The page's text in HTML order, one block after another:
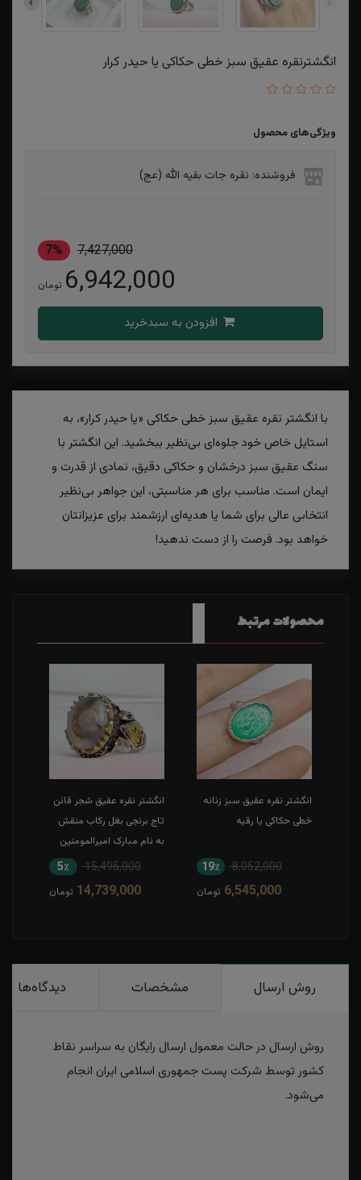
انگشترنقره عقیق سبز خطی حکاکی یا حیدر کرار
ویژگی‌های محصول
فروشنده: نقره جات بقیه الله (عج)
7,427,000
7%
6,942,000 تومان
با انگشتر نقره عقیق سبز خطی حکاکی «یا حیدر کرار»، به
استایل خاص خود جلوه‌ای بی‌نظیر ببخشید. این انگشتر با
سنگ عقیق سبز درخشان و حکاکی دقیق، نمادی از قدرت و
ایمان است. مناسب برای هر مناسبتی، این جواهر بی‌نظیر
انتخابی عالی برای شما یا هدیه‌ای ارزشمند برای عزیزانتان
خواهد بود. فرصت را از دست ندهید!
محصولات مرتبط
انگشتر نقره عقیق سبز زنانه
خطی حکاکی یا رقیه
8,052,000 19٪
6,545,000 تومان
انگشتر نقره عقیق شجر قائن
تاج برنجی بغل رکاب منقش
به نام مبارک امیرالمومنین
15,495,000 5٪
14,739,000 تومان
روش ارسال مشخصات دیدگاه‌ها
روش ارسال در حالت معمول ارسال رایگان به سراسر نقاط
کشور توسط شرکت پست جمهوری اسلامی ایران انجام
می‌شود.